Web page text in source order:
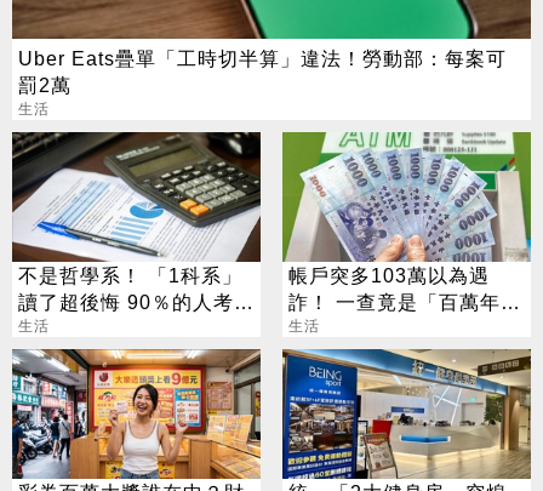
Uber Eats疊單「工時切半算」違法！勞動部：每案可
罰2萬
生活
不是哲學系！ 「1科系」
讀了超後悔 90％的人考不
上證照
生活
帳戶突多103萬以為遇
詐！ 一查竟是「百萬年
終」
生活